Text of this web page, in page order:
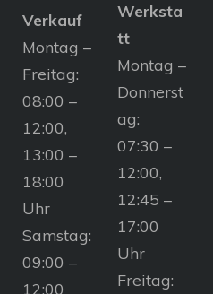
Verkauf
Montag –
Freitag:
08:00 –
12:00,
13:00 –
18:00
Uhr
Samstag:
09:00 –
12:00
Werksta
tt
Montag –
Donnerst
ag:
07:30 –
12:00,
12:45 –
17:00
Uhr
Freitag: